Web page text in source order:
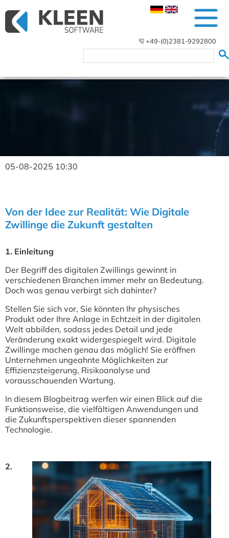
+49-(0)2381-9292800
05-08-2025 10:30
Von der Idee zur Realität: Wie Digitale
Zwillinge die Zukunft gestalten
1. Einleitung
Der Begriff des digitalen Zwillings gewinnt in
verschiedenen Branchen immer mehr an Bedeutung.
Doch was genau verbirgt sich dahinter?
Stellen Sie sich vor, Sie könnten Ihr physisches
Produkt oder Ihre Anlage in Echtzeit in der digitalen
Welt abbilden, sodass jedes Detail und jede
Veränderung exakt widergespiegelt wird. Digitale
Zwillinge machen genau das möglich! Sie eröffnen
Unternehmen ungeahnte Möglichkeiten zur
Effizienzsteigerung, Risikoanalyse und
vorausschauenden Wartung.
In diesem Blogbeitrag werfen wir einen Blick auf die
Funktionsweise, die vielfältigen Anwendungen und
die Zukunftsperspektiven dieser spannenden
Technologie.
2.